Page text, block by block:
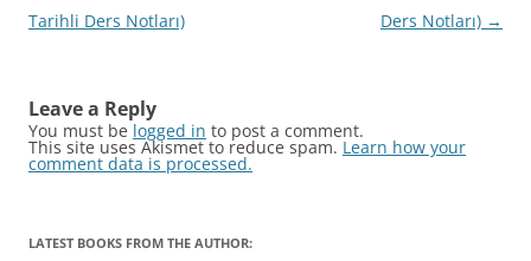
navigation
Tarihli Ders Notları)
Ders Notları) →
Leave a Reply
You must be logged in to post a comment.
This site uses Akismet to reduce spam. Learn how your
comment data is processed.
LATEST BOOKS FROM THE AUTHOR: